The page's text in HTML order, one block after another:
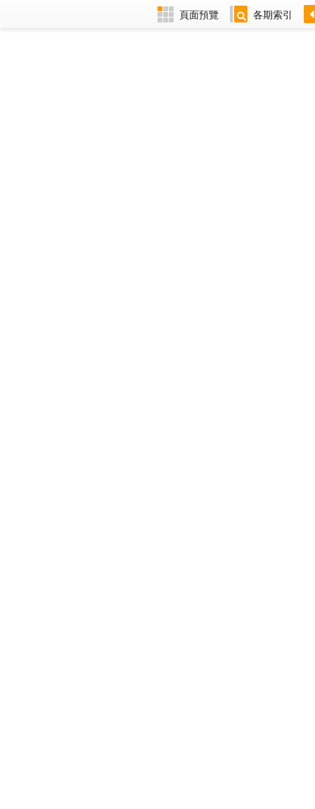
頁面預覽 各期索引